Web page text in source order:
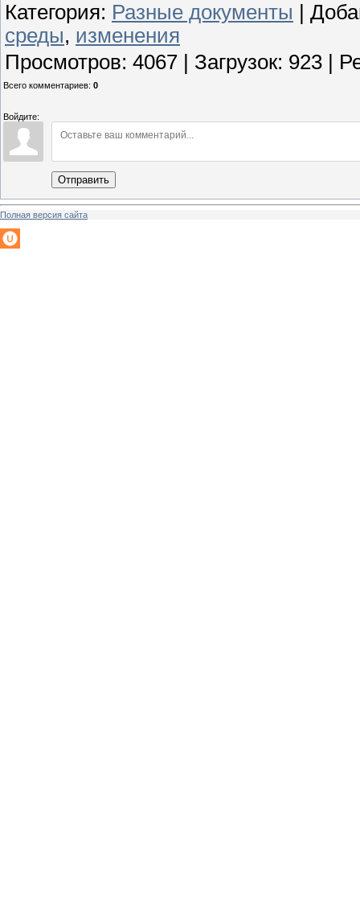
Категория: Разные документы
среды, изменения
Просмотров: 4067 Загрузок: 923
Всего комментариев: 0
Войдите:
Отправить
Полная версия сайта